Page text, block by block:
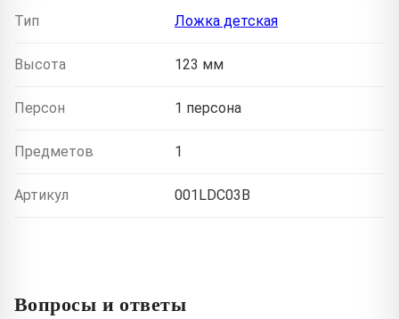
Тип Ложка детская
Высота 123 мм
Персон 1 персона
Предметов 1
Артикул 001LDC03B
Вопросы и ответы